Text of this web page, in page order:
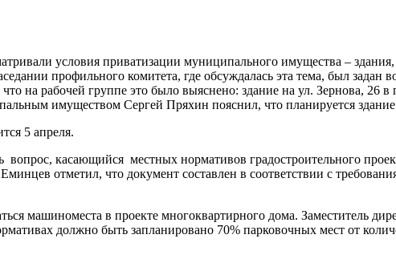
условия приватизации муниципального имущества –
профильного комитета, где обсуждалась эта тема, был задан
на рабочей группе это было выяснено: здание на ул. Зернова, 26 в
имуществом Сергей Пряхин пояснил, что планируется
5 апреля.
касающийся местных нормативов градостроительного
отметил, что документ составлен в соответствии с
машиноместа в проекте многоквартирного дома. Заместитель
должно быть запланировано 70% парковочных мест от